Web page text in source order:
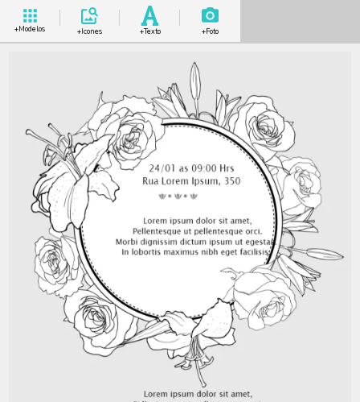
+Modelos +Icones +Texto +Foto